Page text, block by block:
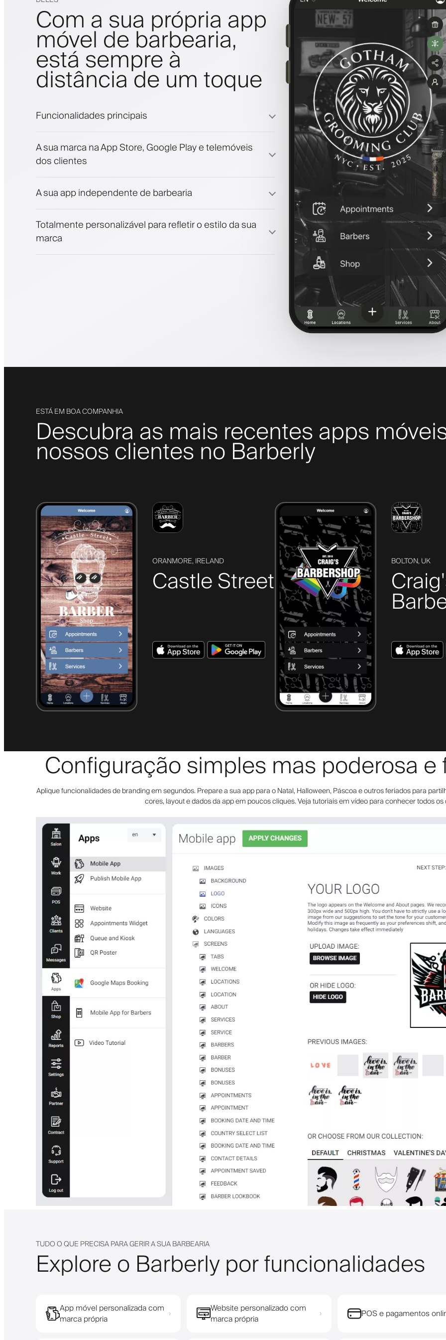
Com a sua própria app
móvel de barbearia,
está sempre à
distância de um toque
Funcionalidades principais
Pagamentos, caução
Venda produtos de beleza
A sua marca na App Store, Google Play e telemóveis
dos clientes
A sua app independente de barbearia
Totalmente personalizável para refletir o estilo da sua
marca
ESTÁ EM BOA COMPANHIA
Descubra as mais recentes apps
nossos clientes no Barberly
ORANMORE, IRELAND
Castle Street
BOLTON, UK
Configuração simples mas poderosa e
Aplique funcionalidades de branding em segundos. Prepare a sua app para o Natal, Halloween, Páscoa e outros feriados para
cores, layout e dados da app em poucos cliques. Veja tutoriais em vídeo para conhecer todos
TUDO O QUE PRECISA PARA GERIR A SUA BARBEARIA
Explore o Barberly por funcionalidades
App móvel personalizada com
marca própria
›
Website personalizado com
marca própria
› POS e pagamentos